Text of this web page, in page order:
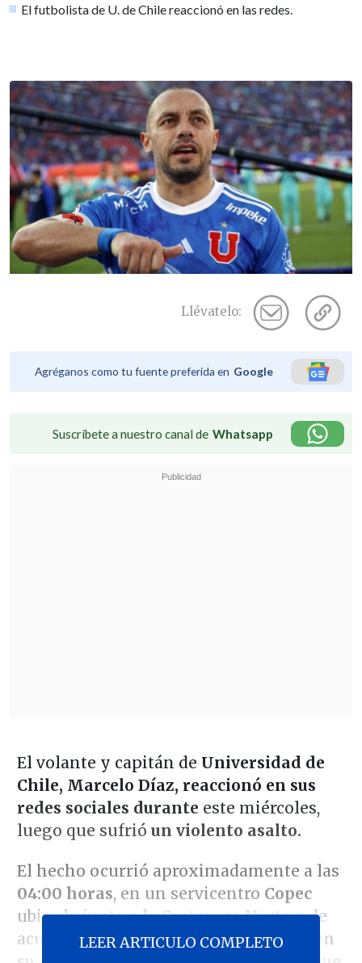
El futbolista de U. de Chile reaccionó en las redes.
Llévatelo:
Agréganos como tu fuente preferida en Google
Suscríbete a nuestro canal de Whatsapp
El volante y capitán de Universidad de
Chile, Marcelo Díaz, reaccionó en sus
redes sociales durante este miércoles,
luego que sufrió un violento asalto.
El hecho ocurrió aproximadamente a las
04:00 horas, en un servicentro Copec
ubicado junto a la Costanera Norte y de
acuerdo aCarabineros, fue abordado en
LEER ARTICULO COMPLETO